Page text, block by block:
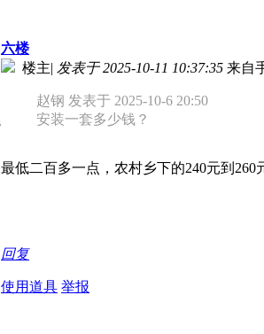
六楼
楼主| 发表于 2025-10-11 10:37:35 来自
赵钢 发表于 2025-10-6 20:50
安装一套多少钱？
最低二百多一点，农村乡下的240元到260
回复
使用道具 举报